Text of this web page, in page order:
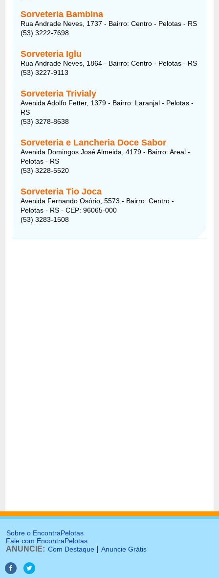
Sorveteria Bambina
Rua Andrade Neves, 1737 - Bairro: Centro - Pelotas - RS
(53) 3222-7698
Sorveteria Iglu
Rua Andrade Neves, 1864 - Bairro: Centro - Pelotas - RS
(53) 3227-9113
Sorveteria Trivialy
Avenida Adolfo Fetter, 1379 - Bairro: Laranjal - Pelotas -
RS
(53) 3278-8638
Sorveteria e Lancheria Doce Sabor
Avenida Domingos José Almeida, 4179 - Bairro: Areal -
Pelotas - RS
(53) 3228-5520
Sorveteria Tio Joca
Avenida Fernando Osório, 5573 - Bairro: Centro -
Pelotas - RS - CEP: 96065-000
(53) 3283-1508
Sobre o EncontraPelotas
Fale com EncontraPelotas
ANUNCIE: Com Destaque Anuncie Grátis